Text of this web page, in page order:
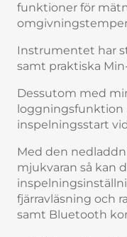
funktioner för
Instrumentet har
samt praktiska
Dessutom med
loggningsfunktion
inspelningsstart
Med den
mjukvaran så kan
fjärravläsning och
samt Bluetooth